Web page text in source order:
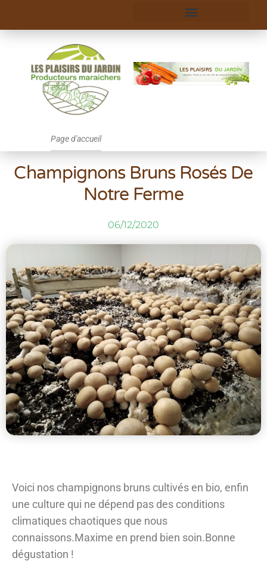
Page d'accueil
Champignons Bruns Rosés De
Notre Ferme
06/12/2020
Voici nos champignons bruns cultivés en bio, enfin
une culture qui ne dépend pas des conditions
climatiques chaotiques que nous
connaissons.Maxime en prend bien soin.Bonne
dégustation !